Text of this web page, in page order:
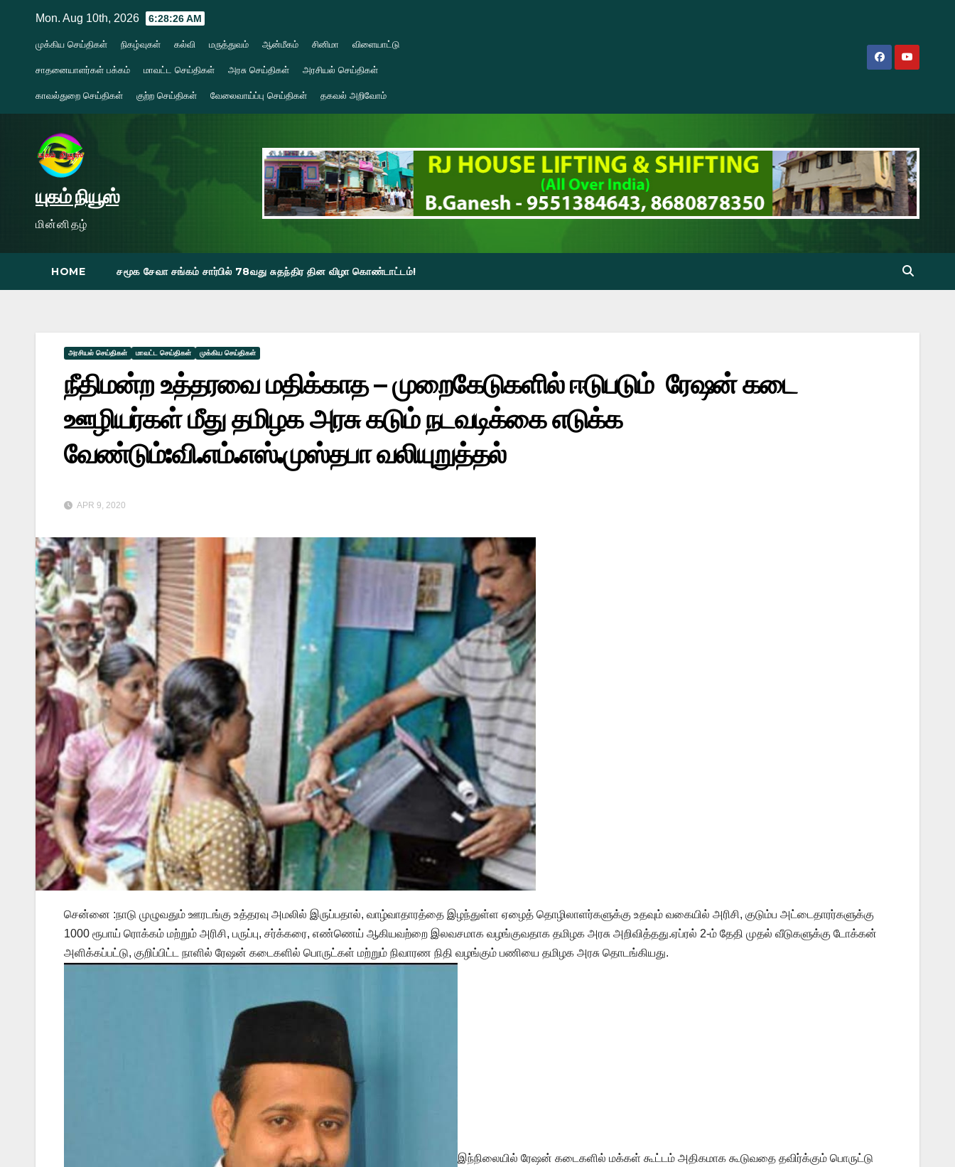
content
Mon. Aug 10th, 2026 6:28:27 AM
முக்கிய செய்திகள் நிகழ்வுகள் கல்வி மருத்துவம் ஆன்மீகம் சினிமா விளையாட்டு
சாதனையாளர்கள் பக்கம் மாவட்ட செய்திகள் அரசு செய்திகள் அரசியல் செய்திகள்
காவல்துறை செய்திகள் குற்ற செய்திகள் வேலைவாய்ப்பு செய்திகள் தகவல் அறிவோம்
யுகம் நியூஸ்
மின்னிதழ்
HOME சமூக சேவா சங்கம் சார்பில் 78வது சுதந்திர தின விழா கொண்டாட்டம்!
அரசியல் செய்திகள் மாவட்ட செய்திகள் முக்கிய செய்திகள்
நீதிமன்ற உத்தரவை மதிக்காத – முறைகேடுகளில் ஈடுபடும் ரேஷன் கடை
ஊழியர்கள் மீது தமிழக அரசு கடும் நடவடிக்கை எடுக்க
வேண்டும்:வி.எம்.எஸ்.முஸ்தபா வலியுறுத்தல்
APR 9, 2020
சென்னை :நாடு முழுவதும் ஊரடங்கு உத்தரவு அமலில் இருப்பதால், வாழ்வாதாரத்தை இழந்துள்ள ஏழைத் தொழிலாளர்களுக்கு உதவும் வகையில் அரிசி, குடும்ப அட்டைதாரர்களுக்கு
1000 ரூபாய் ரொக்கம் மற்றும் அரிசி, பருப்பு, சர்க்கரை, எண்ணெய் ஆகியவற்றை இலவசமாக வழங்குவதாக தமிழக அரசு அறிவித்தது.ஏப்ரல் 2-ம் தேதி முதல் வீடுகளுக்கு டோக்கன்
அளிக்கப்பட்டு, குறிப்பிட்ட நாளில் ரேஷன் கடைகளில் பொருட்கள் மற்றும் நிவாரண நிதி வழங்கும் பணியை தமிழக அரசு தொடங்கியது.
இந்நிலையில் ரேஷன் கடைகளில் மக்கள் கூட்டம் அதிகமாக கூடுவதை தவிர்க்கும் பொருட்டு